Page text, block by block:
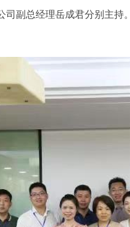
副总经理岳成君分别主